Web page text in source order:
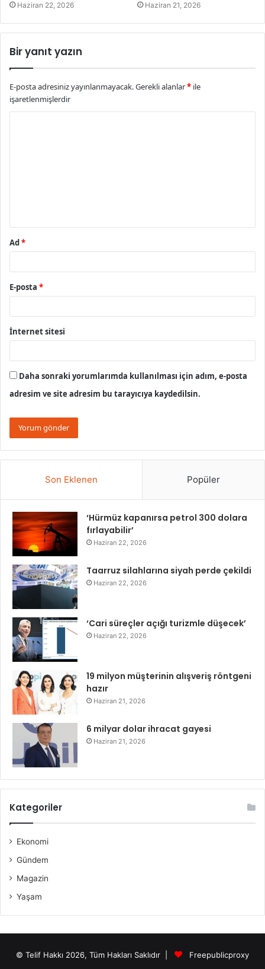
Haziran 22, 2026 Haziran 21, 2026
Bir yanıt yazın
E-posta adresiniz yayınlanmayacak.Gerekli alanlar* ile
işaretlenmişlerdir
Ad*
E-posta *
İnternet sitesi
Daha sonraki yorumlarımda kullanılması için adım, e-posta
adresim ve site adresim bu tarayıcıya kaydedilsin.
Son Eklenen Popüler
‘Hürmüz kapanırsa petrol 300 dolara
fırlayabilir’
Haziran 22, 2026
Taarruz silahlarına siyah perde çekildi
Haziran 22, 2026
‘Cari süreçler açığı turizmle düşecek’
Haziran 22, 2026
19 milyon müşterinin alışveriş röntgeni
hazır
Haziran 21, 2026
6 milyar dolar ihracat gayesi
Haziran 21, 2026
Kategoriler
Ekonomi
Gündem
Magazin
Yaşam
© Telif Hakkı 2026, Tüm Hakları Saklıdır | Freepublicproxy